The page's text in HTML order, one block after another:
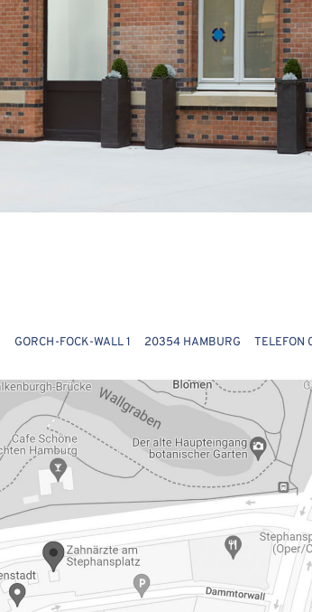
GORCH-FOCK-WALL 1 20354 HAMBURG TELEFON